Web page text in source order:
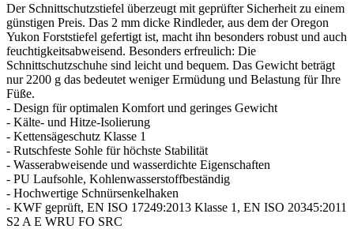
Der Schnittschutzstiefel überzeugt mit geprüfter Sicherheit zu einem
günstigen Preis. Das 2 mm dicke Rindleder, aus dem der Oregon
Yukon Forststiefel gefertigt ist, macht ihn besonders robust und auch
feuchtigkeitsabweisend. Besonders erfreulich: Die
Schnittschutzschuhe sind leicht und bequem. Das Gewicht beträgt
nur 2200 g das bedeutet weniger Ermüdung und Belastung für Ihre
Füße.
- Design für optimalen Komfort und geringes Gewicht
- Kälte- und Hitze-Isolierung
- Kettensägeschutz Klasse 1
- Rutschfeste Sohle für höchste Stabilität
- Wasserabweisende und wasserdichte Eigenschaften
- PU Laufsohle, Kohlenwasserstoffbeständig
- Hochwertige Schnürsenkelhaken
- KWF geprüft, EN ISO 17249:2013 Klasse 1, EN ISO 20345:2011
S2 A E WRU FO SRC